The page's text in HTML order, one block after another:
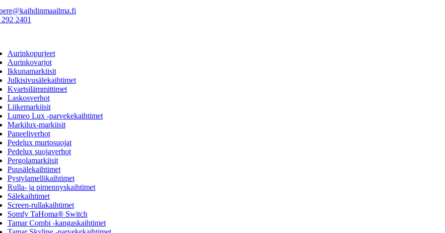
2401
Aurinkopurjeet
Aurinkovarjot
Ikkunamarkiisit
Julkisivusälekaihtimet
Kvartsilämmittimet
Laskosverhot
Liikemarkiisit
Lumeo Lux -parvekekaihtimet
Markilux-markiisit
Paneeliverhot
Pedelux murtosuojat
Pedelux suojaverhot
Pergolamarkiisit
Puusälekaihtimet
Pystylamellikaihtimet
Rulla- ja pimennyskaihtimet
Sälekaihtimet
Screen-rullakaihtimet
Somfy TaHoma® Switch
Tamar Combi -kangaskaihtimet